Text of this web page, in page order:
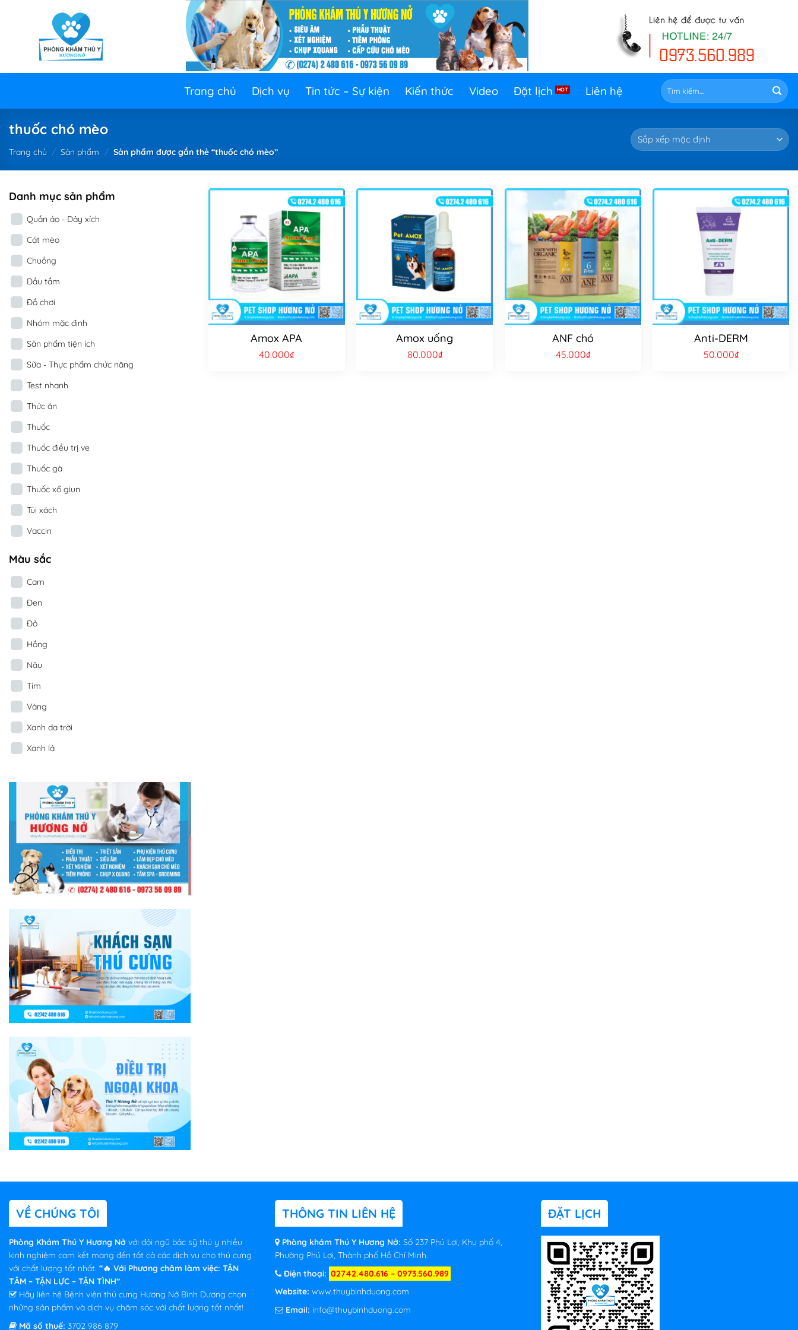
Trang chủ Dịch vụ Tin tức – Sự kiện Kiến thức Video Đặt lịch Liên hệ
Tìm
kiếm:
thuốc chó mèo
Trang chủ / Sản phẩm / Sản phẩm được gắn thẻ “thuốc chó mèo”
Danh mục sản phẩm
Quần áo - Dây xích
Cát mèo
Chuồng
Dầu tắm
Đồ chơi
Nhóm mặc định
Sản phẩm tiện ích
Sữa - Thực phẩm chức năng
Test nhanh
Thức ăn
Thuốc
Thuốc điều trị ve
Thuốc gà
Thuốc xổ giun
Túi xách
Vaccin
Màu sắc
Cam
Đen
Đỏ
Hồng
Nâu
Tím
Vàng
Xanh da trời
Xanh lá
Amox APA
40.000₫
Amox uống
80.000₫
ANF chó
45.000₫
Anti-DERM
50.000₫
VỀ CHÚNG TÔI
Phòng Khám Thú Y Hương Nở với đội ngũ bác sỹ thú y nhiều
kinh nghiệm cam kết mang đến tất cả các dịch vụ cho thú cưng
với chất lượng tốt nhất. “🔥 Với Phương châm làm việc: TẬN
TÂM – TẬN LỰC – TẬN TÌNH”.
Hãy liên hệ Bệnh viện thú cưng Hương Nở Bình Dương chọn
những sản phẩm và dịch vụ chăm sóc với chất lượng tốt nhất!
Mã số thuế: 3702 986 879
THÔNG TIN LIÊN HỆ
Phòng khám Thú Y Hương Nở: Số 237 Phú Lợi, Khu phố 4,
Phường Phú Lợi, Thành phố Hồ Chí Minh.
Điện thoại: 02742.480.616 – 0973.560.989
Website: www.thuybinhduong.com
Email: info@thuybinhduong.com
ĐẶT LỊCH